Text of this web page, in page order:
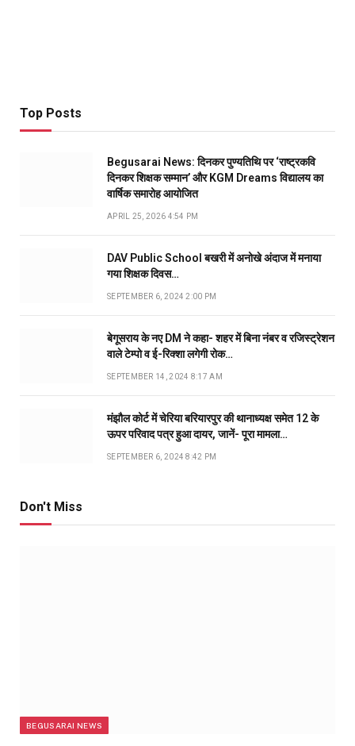
Top Posts
Begusarai News: दिनकर पुण्यतिथि पर ‘राष्ट्रकवि
दिनकर शिक्षक सम्मान’ और KGM Dreams विद्यालय का
वार्षिक समारोह आयोजित
APRIL 25, 2026 4:54 PM
DAV Public School बखरी में अनोखे अंदाज में मनाया
गया शिक्षक दिवस…
SEPTEMBER 6, 2024 2:00 PM
बेगूसराय के नए DM ने कहा- शहर में बिना नंबर व रजिस्ट्रेशन
वाले टेम्पो व ई-रिक्शा लगेगी रोक…
SEPTEMBER 14, 2024 8:17 AM
मंझौल कोर्ट में चेरिया बरियारपुर की थानाध्यक्ष समेत 12 के
ऊपर परिवाद पत्र हुआ दायर, जानें- पूरा मामला…
SEPTEMBER 6, 2024 8:42 PM
Don't Miss
BEGUSARAI NEWS